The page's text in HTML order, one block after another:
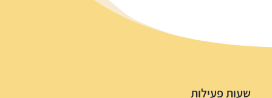
שעות פעילות